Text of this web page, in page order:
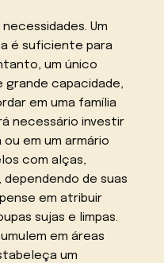
Um
é suficiente para
um único
grande capacidade,
em uma família
necessário investir
em um armário
com alças,
de suas
em atribuir
sujas e limpas.
em áreas
um